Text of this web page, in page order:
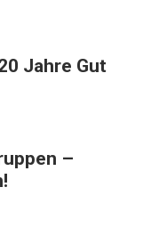
Jahre Gut
–